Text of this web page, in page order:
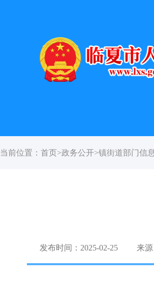
当前位置： 首页>政务公开>镇街道部门信息
发布时间：2025-02-25 来